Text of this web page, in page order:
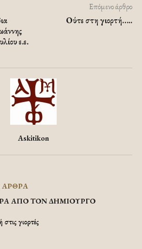
ε.ε.
Επόμενο άρθρο
Ούτε στη γιορτή…..
Askitikon
ΑΠΟ ΤΟΝ ΔΗΜΙΟΥΡΓΟ
στις γιορτές